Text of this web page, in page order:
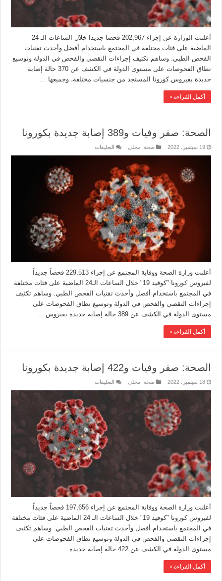
أعلنت الوزارة عن إجراء 202,967 فحصا جديدا خلال الساعات الـ 24
الماضية على فئات مختلفة في المجتمع باستخدام أفضل وأحدث تقنيات
الفحص الطبي. ‏‎وساهم تكثيف إجراءات التقصي والفحص في الدولة وتوسيع
نطاق الفحوصات على مستوى الدولة في الكشف عن 370 حالة إصابة
جديدة بفيروس كورونا المستجد من جنسيات مختلفة، وجميعها …
أكمل القراءة »
الصحة: صفر وفيات و389 إصابة جديدة بكورونا
19 سبتمبر، 2022 صحة محلي التعليقات
أعلنت وزارة الصحة ووقاية المجتمع عن إجراء 229,513 فحصاً جديداً
لفيروس كورونا "كوفيد 19" خلال الساعات الـ24 الماضية على فئات مختلفة
في المجتمع باستخدام أفضل وأحدث تقنيات الفحص الطبي. ‏‎وساهم تكثيف
إجراءات التقصي والفحص في الدولة وتوسيع نطاق الفحوصات على
مستوى الدولة في الكشف عن 389 حالة إصابة جديدة بفيروس …
أكمل القراءة »
الصحة: صفر وفيات و422 إصابة جديدة بكورونا
18 سبتمبر، 2022 صحة محلي التعليقات
أعلنت وزارة الصحة ووقاية المجتمع عن إجراء 197,656 فحصاً جديداً
لفيروس كورونا "كوفيد 19" خلال الساعات الـ 24 الماضية على فئات مختلفة
في المجتمع باستخدام أفضل وأحدث تقنيات الفحص الطبي. ‌‎وساهم تكثيف
إجراءات التقصي والفحص في الدولة وتوسيع نطاق الفحوصات على
مستوى الدولة في الكشف عن 422 حالة إصابة جديدة …
أكمل القراءة »